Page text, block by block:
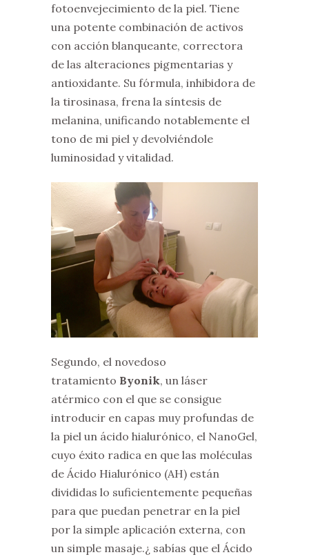
fotoenvejecimiento de la piel. Tiene
una potente combinación de activos
con acción blanqueante, correctora
de las alteraciones pigmentarias y
antioxidante. Su fórmula, inhibidora de
la tirosinasa, frena la síntesis de
melanina, unificando notablemente el
tono de mi piel y devolviéndole
luminosidad y vitalidad.
Segundo, el novedoso
tratamiento Byonik, un láser
atérmico con el que se consigue
introducir en capas muy profundas de
la piel un ácido hialurónico, el NanoGel,
cuyo éxito radica en que las moléculas
de Ácido Hialurónico (AH) están
divididas lo suficientemente pequeñas
para que puedan penetrar en la piel
por la simple aplicación externa, con
un simple masaje.¿ sabías que el Ácido